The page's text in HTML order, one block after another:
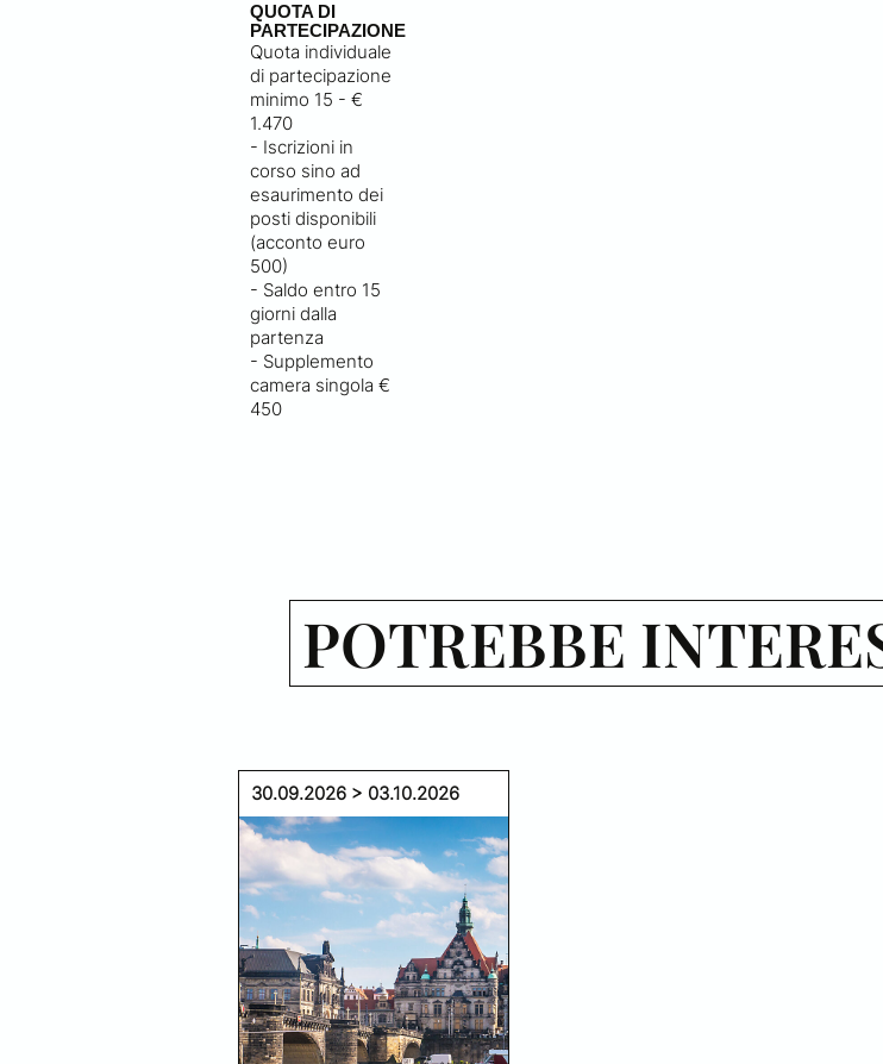
QUOTA DI
PARTECIPAZIONE
Quota individuale
di partecipazione
minimo 15 - €
1.470
- Iscrizioni in
corso sino ad
esaurimento dei
posti disponibili
(acconto euro
500)
- Saldo entro 15
giorni dalla
partenza
- Supplemento
camera singola €
450
POTREBBE
30.09.2026 > 03.10.2026